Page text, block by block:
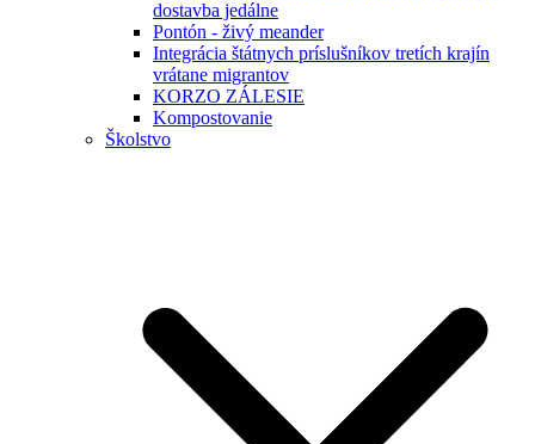
dostavba jedálne
Pontón - živý meander
Integrácia štátnych príslušníkov tretích krajín
vrátane migrantov
KORZO ZÁLESIE
Kompostovanie
Školstvo